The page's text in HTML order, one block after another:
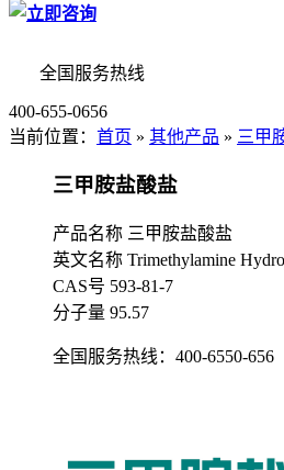
全国服务热线
400-655-0656
当前位置： 首页 » 其他产品 » 三甲
三甲胺盐酸盐
产品名称 三甲胺盐酸盐
英文名称 Trimethylamine
CAS号 593-81-7
分子量 95.57
全国服务热线： 400-6550-656